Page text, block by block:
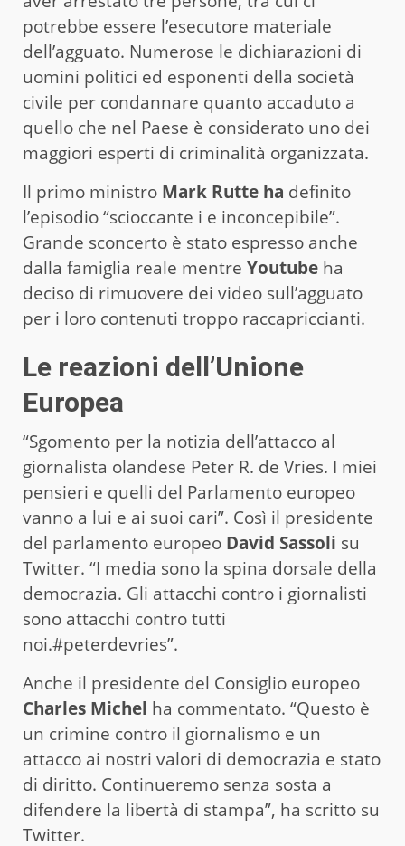
potrebbe essere l’esecutore materiale
dell’agguato. Numerose le dichiarazioni di
uomini politici ed esponenti della società
civile per condannare quanto accaduto a
quello che nel Paese è considerato uno dei
maggiori esperti di criminalità organizzata.
Il primo ministro Mark Rutte ha definito
l’episodio “scioccante i e inconcepibile”.
Grande sconcerto è stato espresso anche
dalla famiglia reale mentre Youtube ha
deciso di rimuovere dei video sull’agguato
per i loro contenuti troppo raccapriccianti.
Le reazioni dell’Unione
Europea
“Sgomento per la notizia dell’attacco al
giornalista olandese Peter R. de Vries. I miei
pensieri e quelli del Parlamento europeo
vanno a lui e ai suoi cari”. Così il presidente
del parlamento europeo David Sassoli su
Twitter. “I media sono la spina dorsale della
democrazia. Gli attacchi contro i giornalisti
sono attacchi contro tutti
noi.#peterdevries”.
Anche il presidente del Consiglio europeo
Charles Michel ha commentato. “Questo è
un crimine contro il giornalismo e un
attacco ai nostri valori di democrazia e stato
di diritto. Continueremo senza sosta a
difendere la libertà di stampa”, ha scritto su
Twitter.